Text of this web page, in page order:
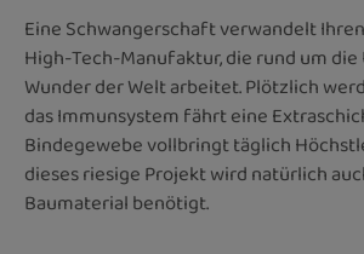
Eine Schwangerschaft verwandelt
High-Tech-Manufaktur, die rund um
Wunder der Welt arbeitet. Plötzlich
das Immunsystem fährt eine
Bindegewebe vollbringt täglich
dieses riesige Projekt wird natürlich
Baumaterial benötigt.